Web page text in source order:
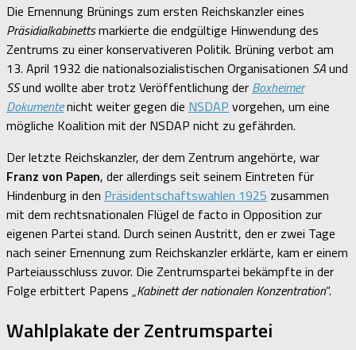
Die Ernennung Brünings zum ersten Reichskanzler eines
Präsidialkabinettsmarkierte die endgültige Hinwendung des
Zentrums zu einer konservativeren Politik. Brüning verbot am
13. April 1932 die nationalsozialistischen Organisationen SAund
SSund wollte aber trotz Veröffentlichung der Boxheimer
Dokumentenicht weiter gegen die NSDAP vorgehen, um eine
mögliche Koalition mit der NSDAP nicht zu gefährden.
Der letzte Reichskanzler, der dem Zentrum angehörte, war
Franz von Papen, der allerdings seit seinem Eintreten für
Hindenburg in den Präsidentschaftswahlen 1925 zusammen
mit dem rechtsnationalen Flügel de facto in Opposition zur
eigenen Partei stand. Durch seinen Austritt, den er zwei Tage
nach seiner Ernennung zum Reichskanzler erklärte, kam er einem
Parteiausschluss zuvor. Die Zentrumspartei bekämpfte in der
Folge erbittert Papens „Kabinett der nationalen Konzentration“.
Wahlplakate der Zentrumspartei